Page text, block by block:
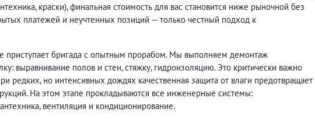
краски), финальная стоимость для вас становится ниже рыночной без
платежей и неучтенных позиций — только честный подход к
приступает бригада с опытным прорабом. Мы выполняем демонтаж
выравнивание полов и стен, стяжку, гидроизоляцию. Это критически важно
редких, но интенсивных дождях качественная защита от влаги предотвращает
На этом этапе прокладываются все инженерные системы:
вентиляция и кондиционирование.